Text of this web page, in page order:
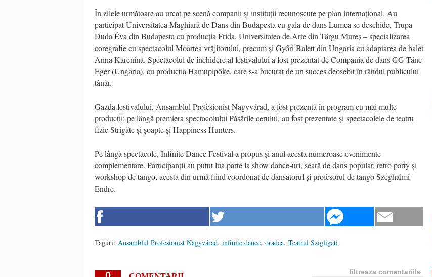
În zilele următoare au urcat pe scenă companii și instituții recunoscute pe plan internațional. Au
participat Universitatea Maghiară de Dans din Budapesta cu gala de dans Lumea se deschide, Trupa
Duda Éva din Budapesta cu producția Frida, Universitatea de Arte din Târgu Mureș – specializarea
coregrafie cu spectacolul Moartea vrăjitorului, precum și Győri Balett din Ungaria cu adaptarea de balet
Anna Karenina. Spectacolul de închidere al festivalului a fost prezentat de Compania de dans GG Tánc
Eger (Ungaria), cu producția Hamupipőke, care s-a bucurat de un succes deosebit în rândul publicului
tânăr.
Gazda festivalului, Ansamblul Profesionist Nagyvárad, a fost prezentă în program cu mai multe
producții: pe lângă premiera spectacolului Păsările cerului, au fost prezentate și spectacolele de teatru
fizic Strigăte și șoapte și Happiness Hunters.
Pe lângă spectacole, Infinite Dance Festival a propus și anul acesta numeroase evenimente
complementare. Participanții au putut lua parte la show dance-uri, seară de dans popular, retro party și
workshop de tango, acesta din urmă fiind coordonat de dansatorul și profesorul de tango Szeghalmi
Endre.
Taguri: Ansamblul Profesionist Nagyvárad, infinite dance, oradea, Teatrul Szigligeti
filtreaza comentariile